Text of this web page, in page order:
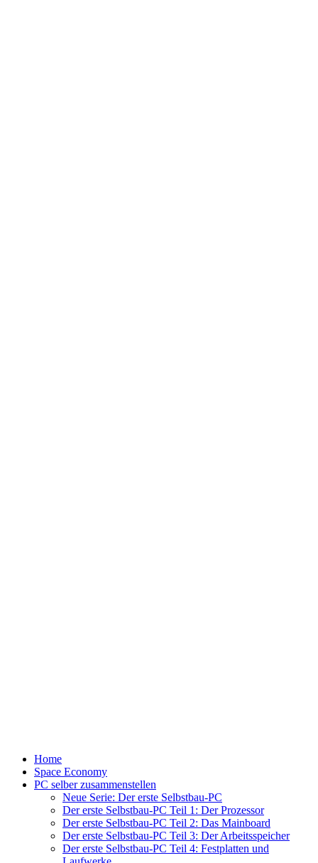
Home
Space Economy
PC selber zusammenstellen
Neue Serie: Der erste Selbstbau-PC
Der erste Selbstbau-PC Teil 1: Der Prozessor
Der erste Selbstbau-PC Teil 2: Das Mainboard
Der erste Selbstbau-PC Teil 3: Der Arbeitsspeicher
Der erste Selbstbau-PC Teil 4: Festplatten und